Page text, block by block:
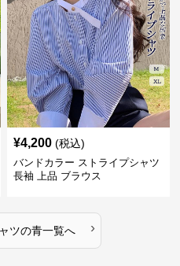
¥4,200 (税込)
バンドカラー ストライプシャツ
長袖 上品 ブラウス
ツの青一覧へ ›